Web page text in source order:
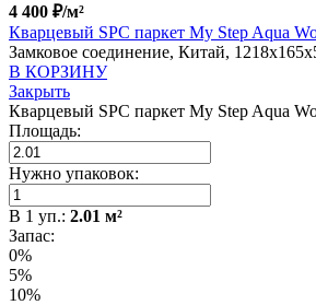
4 400 ₽/м²
Кварцевый SPC паркет My Step Aqua
Замковое соединение, Китай,
В КОРЗИНУ
Закрыть
Кварцевый SPC паркет My Step Aqua
Площадь:
Нужно упаковок:
В 1 уп.: 2.01 м²
Запас:
0%
5%
10%